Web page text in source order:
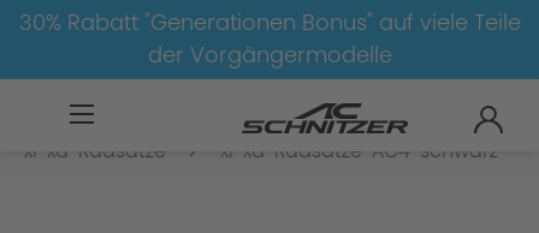
30% Rabatt "Generationen Bonus" auf viele Teile
der Vorgängermodelle
3er-G20/G21-LCI
xi-xd-Radsätze
xi-xd-Radsätze-AC4-schwarz